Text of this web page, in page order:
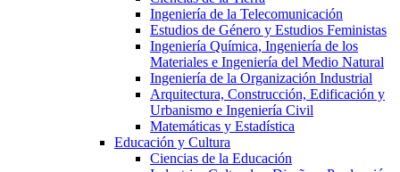
Ingeniería de la Telecomunicación
Estudios de Género y Estudios Feministas
Ingeniería Química, Ingeniería de los
Materiales e Ingeniería del Medio Natural
Ingeniería de la Organización Industrial
Arquitectura, Construcción, Edificación y
Urbanismo e Ingeniería Civil
Matemáticas y Estadística
Educación y Cultura
Ciencias de la Educación